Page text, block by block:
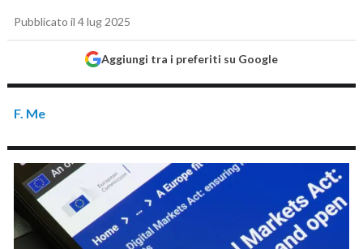
Pubblicato il 4 lug 2025
Aggiungi tra i preferiti su Google
F. Me